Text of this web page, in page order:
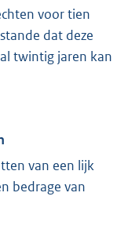
voor tien
dat deze
twintig jaren kan
van een lijk
bedrage van